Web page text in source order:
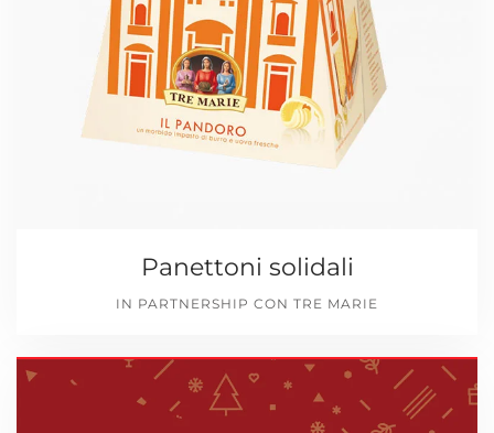
Panettoni solidali
IN PARTNERSHIP CON TRE MARIE